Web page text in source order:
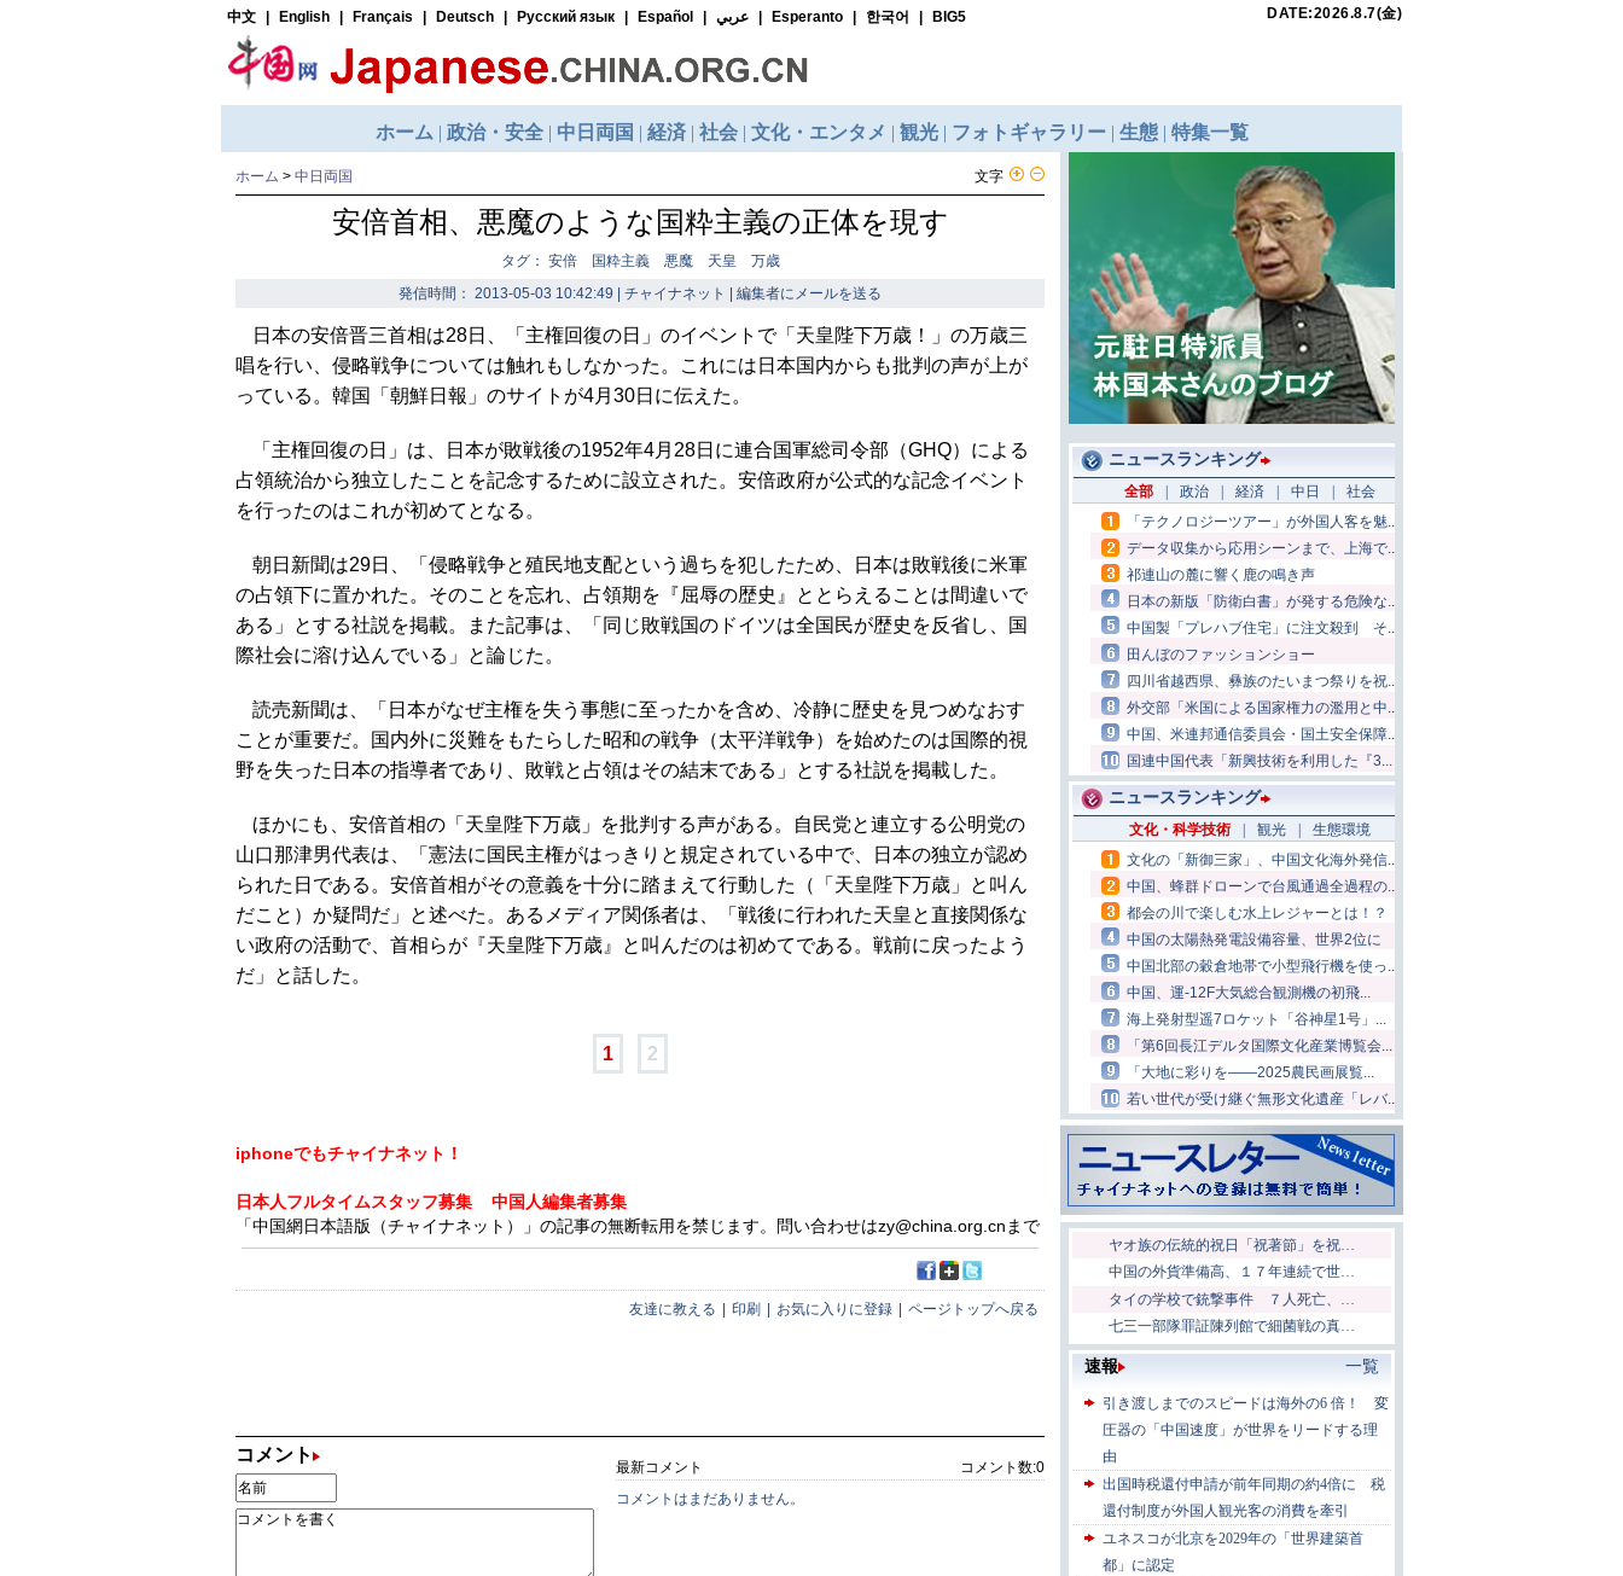
文字
ホーム > 中日両国
安倍首相、悪魔のような国粋主義の正体を現す
タグ： 安倍 国粋主義 悪魔 天皇 万歳
発信時間： 2013-05-03 10:42:49 | チャイナネット | 編集者にメールを送る
日本の安倍晋三首相は28日、「主権回復の日」のイベントで「天皇陛下万歳！」の万歳三
唱を行い、侵略戦争については触れもしなかった。これには日本国内からも批判の声が上が
っている。韓国「朝鮮日報」のサイトが4月30日に伝えた。
「主権回復の日」は、日本が敗戦後の1952年4月28日に連合国軍総司令部（GHQ）による
占領統治から独立したことを記念するために設立された。安倍政府が公式的な記念イベント
を行ったのはこれが初めてとなる。
朝日新聞は29日、「侵略戦争と殖民地支配という過ちを犯したため、日本は敗戦後に米軍
の占領下に置かれた。そのことを忘れ、占領期を『屈辱の歴史』ととらえることは間違いで
ある」とする社説を掲載。また記事は、「同じ敗戦国のドイツは全国民が歴史を反省し、国
際社会に溶け込んでいる」と論じた。
読売新聞は、「日本がなぜ主権を失う事態に至ったかを含め、冷静に歴史を見つめなおす
ことが重要だ。国内外に災難をもたらした昭和の戦争（太平洋戦争）を始めたのは国際的視
野を失った日本の指導者であり、敗戦と占領はその結末である」とする社説を掲載した。
ほかにも、安倍首相の「天皇陛下万歳」を批判する声がある。自民党と連立する公明党の
山口那津男代表は、「憲法に国民主権がはっきりと規定されている中で、日本の独立が認め
られた日である。安倍首相がその意義を十分に踏まえて行動した（「天皇陛下万歳」と叫ん
だこと）か疑問だ」と述べた。あるメディア関係者は、「戦後に行われた天皇と直接関係な
い政府の活動で、首相らが『天皇陛下万歳』と叫んだのは初めてである。戦前に戻ったよう
だ」と話した。
1 2
iphoneでもチャイナネット！
日本人フルタイムスタッフ募集
中国人編集者募集
「中国網日本語版（チャイナネット）」の記事の無断転用を禁じます。問い合わせはzy@china.org.cnまで
友達に教える 印刷 お気に入りに登録 ページトップへ戻る
コメント
コメント数:0
最新コメント
コメントはまだありません。